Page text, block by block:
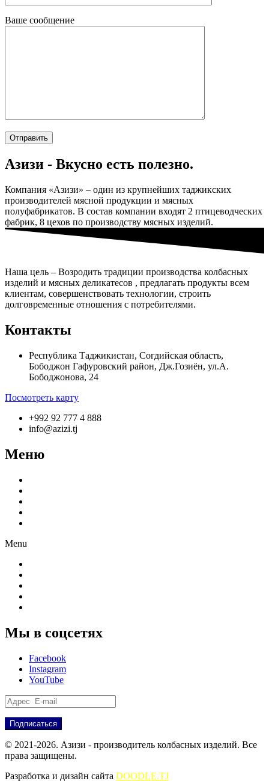
Ваше сообщение
Азизи - Вкусно есть полезно.
Компания «Азизи» – один из крупнейших таджикских
производителей мясной продукции и мясных
полуфабрикатов. В состав компании входят 2 птицеводческих
фабрик, 8 цехов по производству мясных изделий.
Наша цель – Возродить традиции производства колбасных
изделий и мясных деликатесов , предлагать продукты всем
клиентам, совершенствовать технологии, строить
долговременные отношения с потребителями.
Контакты
Республика Таджикистан, Согдийская область,
Бободжон Гафуровский район, Дж.Гозиён, ул.А.
Бободжонова, 24
Посмотреть карту
+992 92 777 4 888
info@azizi.tj
Меню
Menu
Мы в соцсетях
Facebook
Instagram
YouTube
© 2021-2026. Азизи - производитель колбасных изделий. Все
права защищены.
Разработка и дизайн сайта DOODLE.TJ